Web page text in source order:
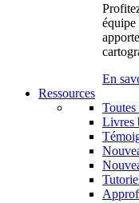
équipe
En
Ressources
Toutes
Livres